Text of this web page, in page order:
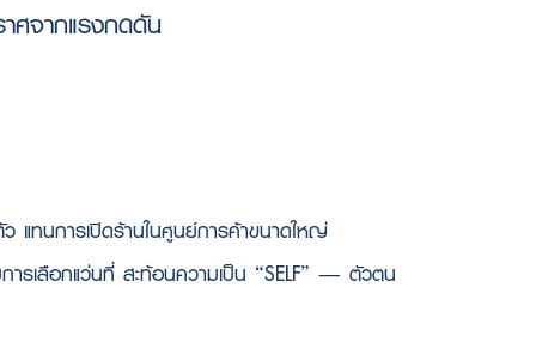
ศจากแรงกดดัน
แทนการเปิดร้านในศูนย์การค้าขนาดใหญ่
การเลือกแว่นที่ สะท้อนความเป็น “SELF” — ตัวตน